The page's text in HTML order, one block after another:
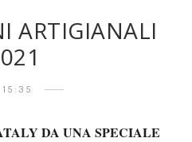
ARTIGIANALI
15:35
DA UNA SPECIALE